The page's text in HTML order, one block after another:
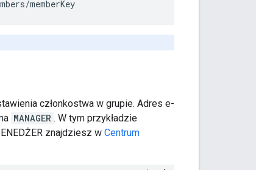
memberKey
członkostwa w grupie. Adres e-
MANAGER . W tym przykładzie
znajdziesz w Centrum